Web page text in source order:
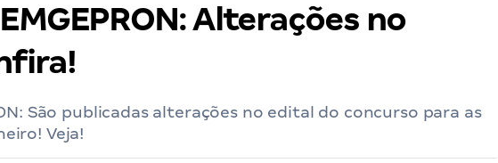
Alterações no
São publicadas alterações no edital do concurso para as
Veja!